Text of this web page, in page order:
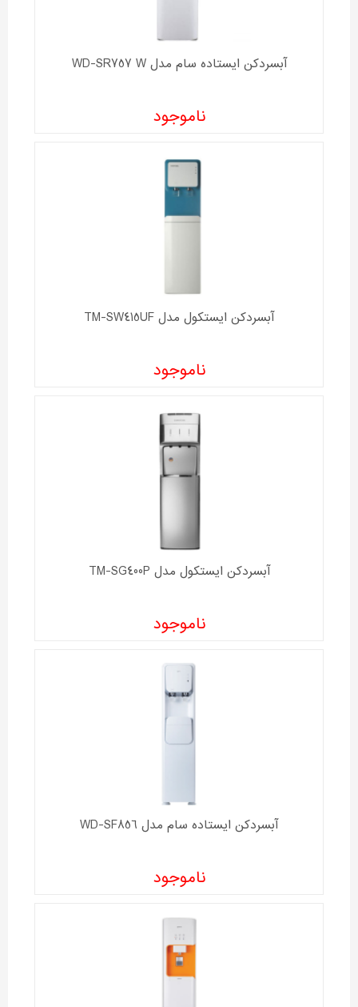
آبسردکن ایستاده سام مدل WD-SR757 W
ناموجود
آبسردکن ايستکول مدل TM-SW415UF
ناموجود
آبسردکن ايستکول مدل TM-SG400P
ناموجود
آبسردکن ایستاده سام مدل WD-SF856
ناموجود